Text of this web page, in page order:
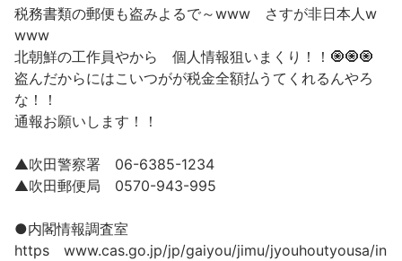
税務書類の郵便も盗みよるで～www さすが非日本人w
www
北朝鮮の工作員やから 個人情報狙いまくり！！🧿🧿🧿
盗んだからにはこいつがが税金全額払うてくれるんやろ
な！！
通報お願いします！！
▲吹田警察署 06-6385-1234
▲吹田郵便局 0570-943-995
●内閣情報調査室
https www.cas.go.jp/jp/gaiyou/jimu/jyouhoutyousa/in